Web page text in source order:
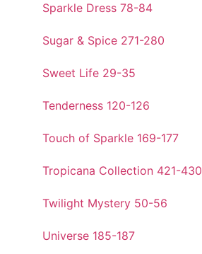
Sparkle Dress 78-84
Sugar & Spice 271-280
Sweet Life 29-35
Tenderness 120-126
Touch of Sparkle 169-177
Tropicana Collection 421-430
Twilight Mystery 50-56
Universe 185-187